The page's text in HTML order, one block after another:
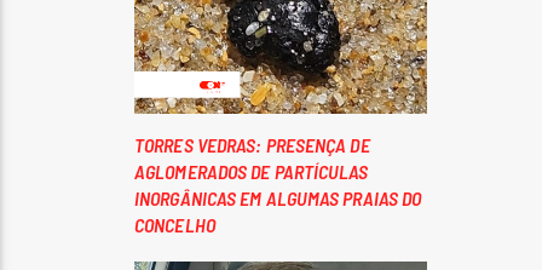
TORRES VEDRAS: PRESENÇA DE
AGLOMERADOS DE PARTÍCULAS
INORGÂNICAS EM ALGUMAS PRAIAS DO
CONCELHO